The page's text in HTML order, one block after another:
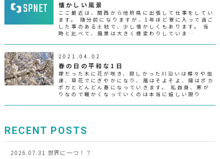
懐かしい風景
ここ最近は、関西から他府県に出張して仕事をしてい
ます。 随分前になりますが、1年ほど寮に入って過ご
した事のある土地で、少し懐かしくもあります。 当
時と比べて、風景は大きく様変わりしていま…
2021.04.02
春の日の平和な1日
裸だった木に花が咲き、寂しかった川沿いは蝶々や虫
達、草花でにぎやかになり、風はそよそよ、陽はポカ
ポカとどんどん春になっていきます。 私自身、寒が
りなので暖かくなっていくのは本当に嬉しい限り…
RECENT POSTS
2026.07.31 世界に一つ！？